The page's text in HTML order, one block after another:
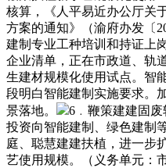
核算，《人平易近办公厅关
方案的通知》（渝府办发〔
建制专业工种培训和持证上
企业清单，正在市政道、轨
生建材规模化使用试点。智
段明白智能建制实施要求。
景落地。
6﹒鞭策建建固
投资向智能建制、绿色建制
庭、聪慧建建扶植，进一步
艺使用规模。（义务单元：